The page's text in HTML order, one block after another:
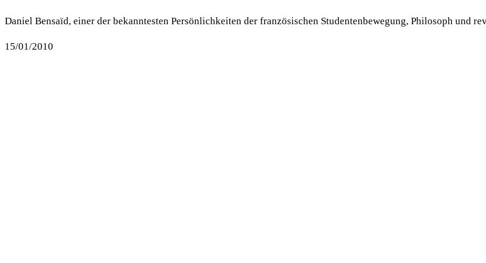
Daniel Bensaïd, einer der bekanntesten Persönlichkeiten der französischen Studentenbewegung, Philosoph und
15/01/2010